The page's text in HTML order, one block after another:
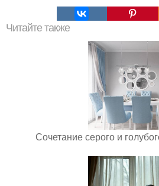
Читайте также
Сочетание серого и